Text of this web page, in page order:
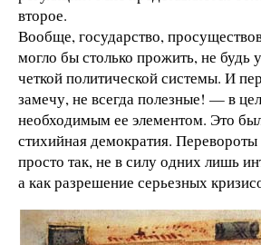
второе.
Вообще, государство,
могло бы столько прожить, не будь
четкой политической системы. И
замечу, не всегда полезные! — в
необходимым ее элементом. Это
стихийная демократия. Перевороты
просто так, не в силу одних лишь
а как разрешение серьезных